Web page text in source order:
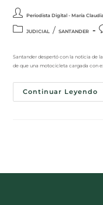
Periodista Digital - María
JUDICIAL / SANTANDER
Santander despertó con la noticia de
de que una motocicleta cargada con
Continuar Leyendo